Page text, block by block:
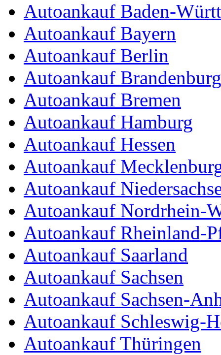
Autoankauf Baden-
Autoankauf Bayern
Autoankauf Berlin
Autoankauf Brandenburg
Autoankauf Bremen
Autoankauf Hamburg
Autoankauf Hessen
Autoankauf
Autoankauf
Autoankauf Nordrhein-
Autoankauf Rheinland-
Autoankauf Saarland
Autoankauf Sachsen
Autoankauf Sachsen-
Autoankauf Schleswig-
Autoankauf Thüringen